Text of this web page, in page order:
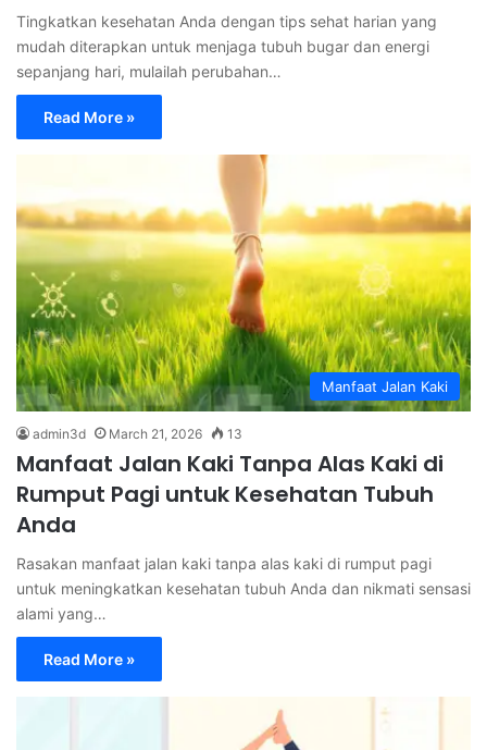
Tingkatkan kesehatan Anda dengan tips sehat harian yang
mudah diterapkan untuk menjaga tubuh bugar dan energi
sepanjang hari, mulailah perubahan…
Read More »
Manfaat Jalan Kaki
admin3d March 21, 2026 13
Manfaat Jalan Kaki Tanpa Alas Kaki di
Rumput Pagi untuk Kesehatan Tubuh
Anda
Rasakan manfaat jalan kaki tanpa alas kaki di rumput pagi
untuk meningkatkan kesehatan tubuh Anda dan nikmati sensasi
alami yang…
Read More »